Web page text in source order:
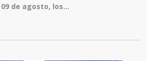
09 de agosto, los...